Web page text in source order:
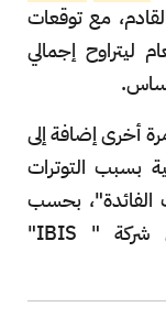
مع توقعات
ليتراوح إجمالي
أخرى إضافة إلى
بسبب التوترات
الفائدة"، بحسب
علي متولي الاستشاري الاقتصادي في شركة " IBIS"